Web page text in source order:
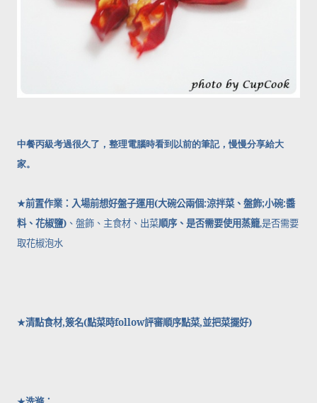
中餐丙級考過很久了，整理電腦時看到以前的筆記，慢慢分享給大
家。
★前置作業：入場前想好盤子運用(大碗公兩個:涼拌菜、盤飾;小碗:醬
料、花椒鹽) 、盤飾、主食材、出菜順序、是否需要使用蒸籠,是否需要
取花椒泡水
★清點食材,簽名(點菜時follow評審順序點菜,並把菜擺好)